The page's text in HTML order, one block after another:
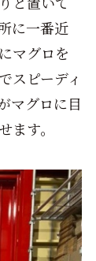
に一番近
マグロを
スピーディ
マグロに目
す。